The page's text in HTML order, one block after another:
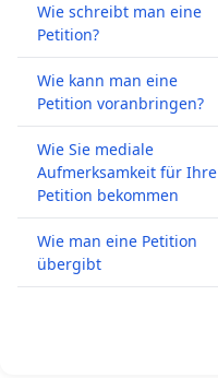
Wie schreibt man eine
Petition?
Wie kann man eine
Petition voranbringen?
Wie Sie mediale
Aufmerksamkeit für Ihre
Petition bekommen
Wie man eine Petition
übergibt